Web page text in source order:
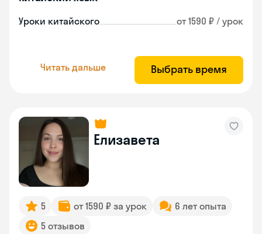
Уроки китайского от 1590 ₽ / урок
Читать дальше Выбрать время
Елизавета
5 от 1590 ₽ за урок
6 лет опыта
5 отзывов